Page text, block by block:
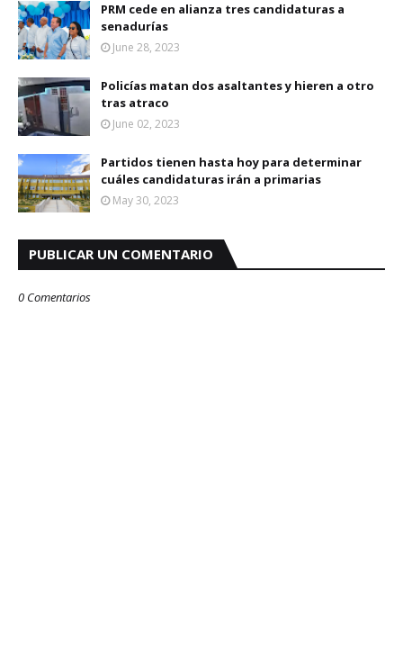
PRM cede en alianza tres candidaturas a
senadurías
June 28, 2023
Policías matan dos asaltantes y hieren a otro
tras atraco
June 02, 2023
Partidos tienen hasta hoy para determinar
cuáles candidaturas irán a primarias
May 30, 2023
PUBLICAR UN COMENTARIO
0 Comentarios